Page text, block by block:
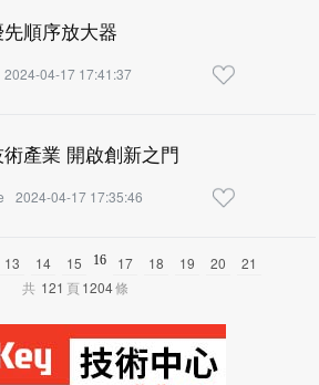
順序放大器
2024-04-17 17:41:37
產業 開啟創新之門
2024-04-17 17:35:46
13 14 15 16 17 18 19 20
21
共 121 頁 1204條